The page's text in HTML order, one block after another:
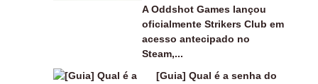
A Oddshot Games lançou
oficialmente Strikers Club em
acesso antecipado no
Steam,...
[Guia] Qual é a senha do